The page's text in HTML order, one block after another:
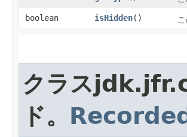
boolean
isHidden()
クラス
ド。